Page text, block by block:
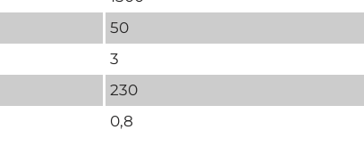
50
3
230
0,8